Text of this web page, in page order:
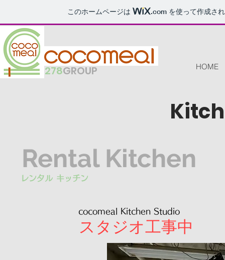
このホームページは .comを使って作成さ
278GROUP HOME
Rental Kitchen​
​レンタル キッチン
​cocomeal Kitchen Studio
​スタジオ工事中